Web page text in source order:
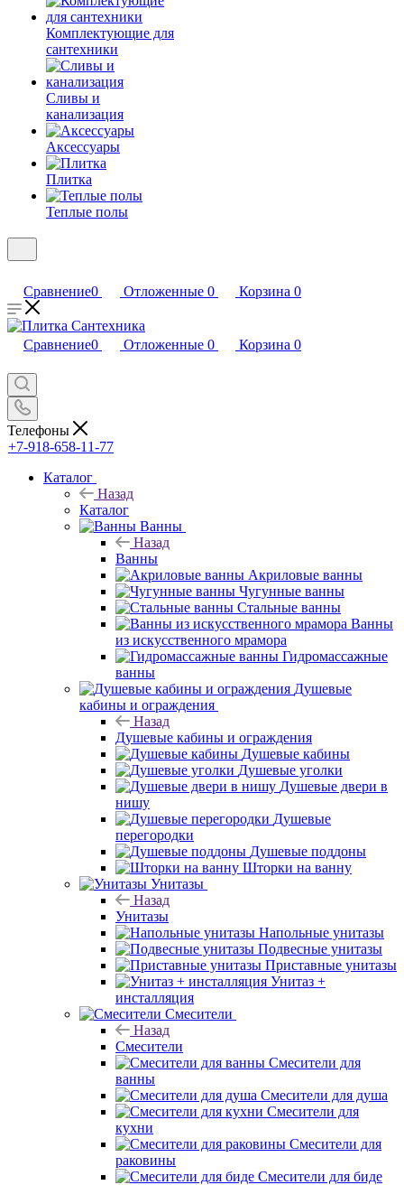
Комплектующие для
сантехники
Сливы и
канализация
Аксессуары
Плитка
Теплые полы
Сравнение0 Отложенные 0 Корзина 0
Сравнение0 Отложенные 0 Корзина 0
Телефоны
+7-918-658-11-77
Каталог
Назад
Каталог
Ванны
Назад
Ванны
Акриловые ванны
Чугунные ванны
Стальные ванны
Ванны
из искусственного мрамора
Гидромассажные
ванны
Душевые
кабины и ограждения
Назад
Душевые кабины и ограждения
Душевые кабины
Душевые уголки
Душевые двери в
нишу
Душевые
перегородки
Душевые поддоны
Шторки на ванну
Унитазы
Назад
Унитазы
Напольные унитазы
Подвесные унитазы
Приставные унитазы
Унитаз +
инсталляция
Смесители
Назад
Смесители
Смесители для
ванны
Смесители для душа
Смесители для
кухни
Смесители для
раковины
Смесители для биде